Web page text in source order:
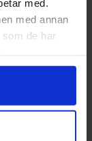
med.
med annan
de har